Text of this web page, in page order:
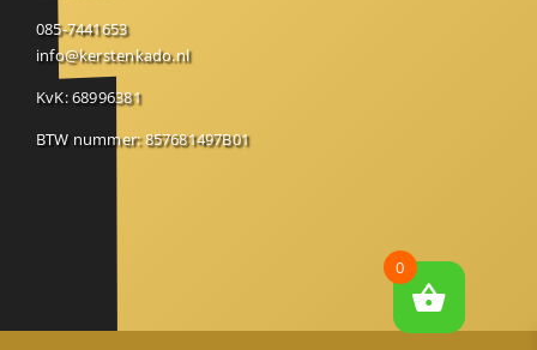
085-7441653
info@kerstenkado.nl
KvK: 68996381
BTW nummer: 857681497B01
0